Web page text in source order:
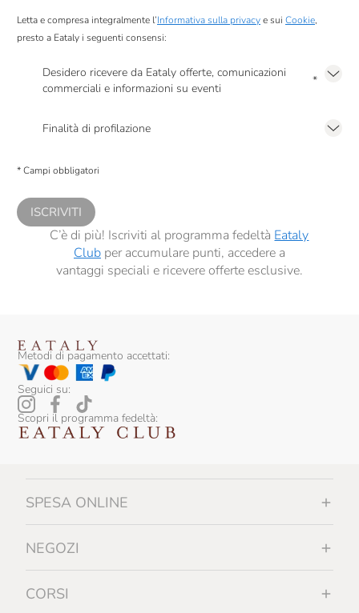
Letta e compresa integralmente l’Informativa sulla privacye sui Cookie,
presto a Eataly i seguenti consensi:
Desidero ricevere da Eataly offerte, comunicazioni
commerciali e informazioni su eventi
*
Finalità di profilazione
comunicazioni commerciali personalizzate, in caso di consenso prestato ai
* Campi obbligatori
ISCRIVITI
C’è di più! Iscriviti al programma fedeltà Eataly
Clubper accumulare punti, accedere a
vantaggi speciali e ricevere offerte esclusive.
Metodi di pagamento accettati:
Seguici su:
Scopri il programma fedeltà:
SPESA ONLINE
NEGOZI
CORSI